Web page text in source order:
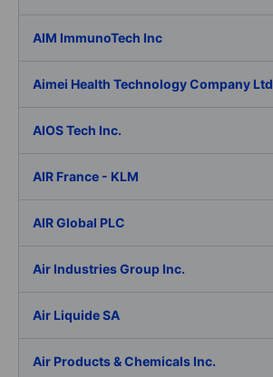
AIM ImmunoTech Inc
Aimei Health Technology Company Ltd
AIOS Tech Inc.
AIR France - KLM
AIR Global PLC
Air Industries Group Inc.
Air Liquide SA
Air Products & Chemicals Inc.